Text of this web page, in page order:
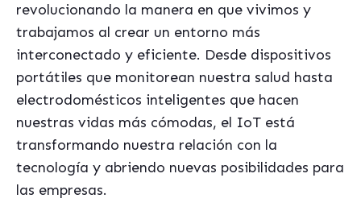
revolucionando la manera en que vivimos y
trabajamos al crear un entorno más
interconectado y eficiente. Desde dispositivos
portátiles que monitorean nuestra salud hasta
electrodomésticos inteligentes que hacen
nuestras vidas más cómodas, el IoT está
transformando nuestra relación con la
tecnología y abriendo nuevas posibilidades para
las empresas.